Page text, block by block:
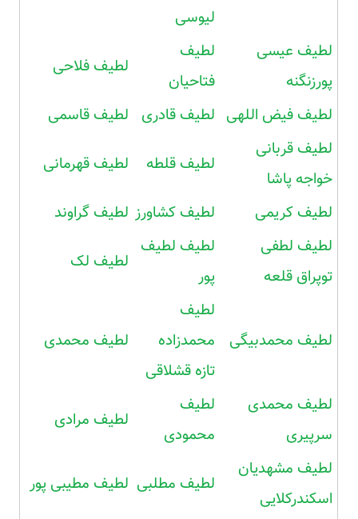
لیوسی
لطیف عیسی
پورزنگنه
لطیف
فتاحیان
لطیف فلاحی
لطیف فیض اللهی لطیف قادری لطیف قاسمی
لطیف قربانی
خواجه پاشا
لطیف قلطه لطیف قهرمانی
لطیف کریمی لطیف کشاورز لطیف گراوند
لطیف لطفی
توپراق قلعه
لطیف لطیف
پور
لطیف لک
لطیف محمدبیگی
لطیف
محمدزاده
تازه قشلاقی
لطیف محمدی
لطیف محمدی
سرپیری
لطیف
محمودی
لطیف مرادی
لطیف مشهدیان
اسکندرکلایی
لطیف مطلبی لطیف مطیبی پور